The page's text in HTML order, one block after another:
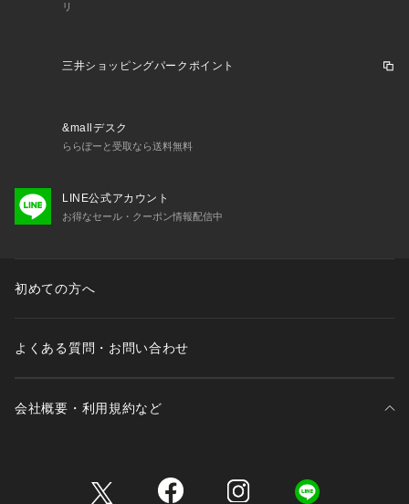
リ
三井ショッピングパークポイント
&mallデスク
ららぽーと受取なら送料無料
LINE公式アカウント
お得なセール・クーポン情報配信中
初めての方へ
よくある質問・お問い合わせ
会社概要・利用規約など